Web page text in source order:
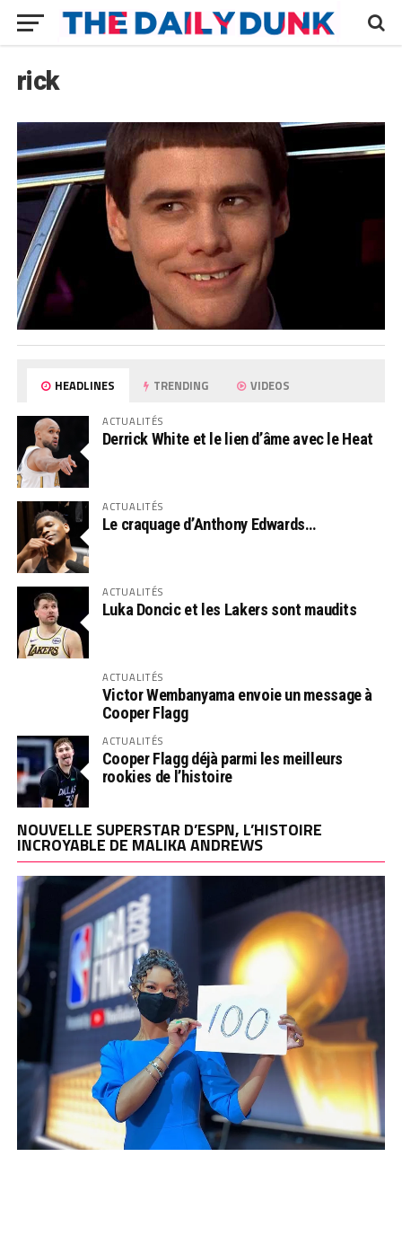
rick
HEADLINES TRENDING VIDEOS
ACTUALITÉS
Derrick White et le lien d’âme avec le Heat
ACTUALITÉS
Le craquage d’Anthony Edwards…
ACTUALITÉS
Luka Doncic et les Lakers sont maudits
ACTUALITÉS
Victor Wembanyama envoie un message à
Cooper Flagg
ACTUALITÉS
Cooper Flagg déjà parmi les meilleurs
rookies de l’histoire
NOUVELLE SUPERSTAR D’ESPN, L’HISTOIRE
INCROYABLE DE MALIKA ANDREWS